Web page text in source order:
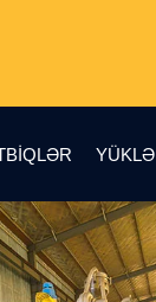
YÜKLƏ